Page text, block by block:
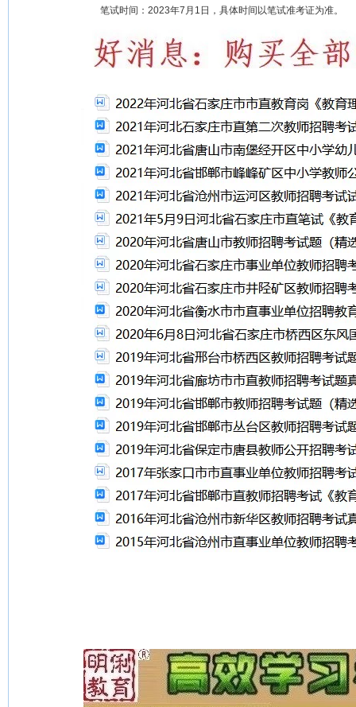
笔试时间：2023年7月1日，具体时间以笔试准考证为准。